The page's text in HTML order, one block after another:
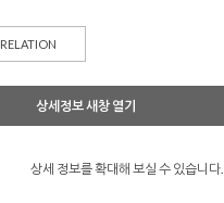
RELATION
상세정보 새창 열기
상세 정보를 확대해 보실 수 있습니다.